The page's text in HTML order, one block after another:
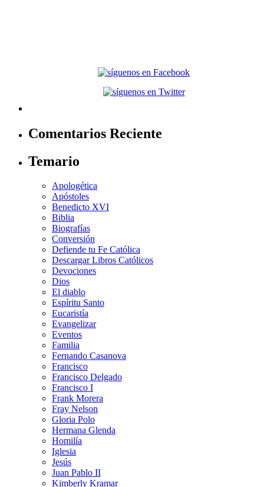
Comentarios Reciente
Temario
Apologética
Apóstoles
Benedicto XVI
Biblia
Biografías
Conversión
Defiende tu Fe Católica
Descargar Libros Católicos
Devociones
Dios
El diablo
Espíritu Santo
Eucaristía
Evangelizar
Eventos
Familia
Fernando Casanova
Francisco
Francisco Delgado
Francisco I
Frank Morera
Fray Nelson
Gloria Polo
Hermana Glenda
Homilía
Iglesia
Jesús
Juan Pablo II
Kimberly Kramar